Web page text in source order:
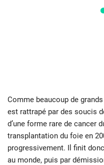
Comme beaucoup de
est rattrapé par des soucis
d’une forme rare de cancer
transplantation du foie en
progressivement. Il finit
au monde, puis par